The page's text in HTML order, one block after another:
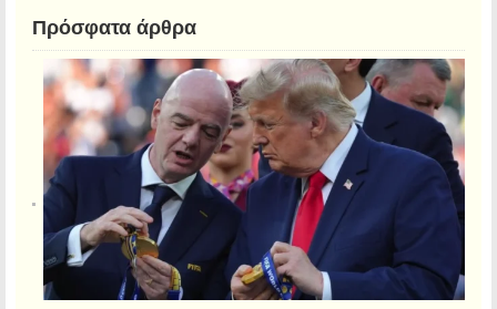
Πρόσφατα άρθρα